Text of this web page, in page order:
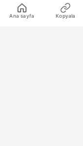
Kurumsal
Ana sayfa Kopyala